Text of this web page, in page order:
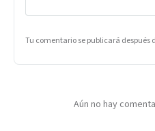
Tu comentario se publicará después
Aún no hay